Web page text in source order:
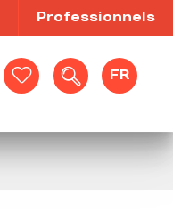
Recherche
FR
Professionnels